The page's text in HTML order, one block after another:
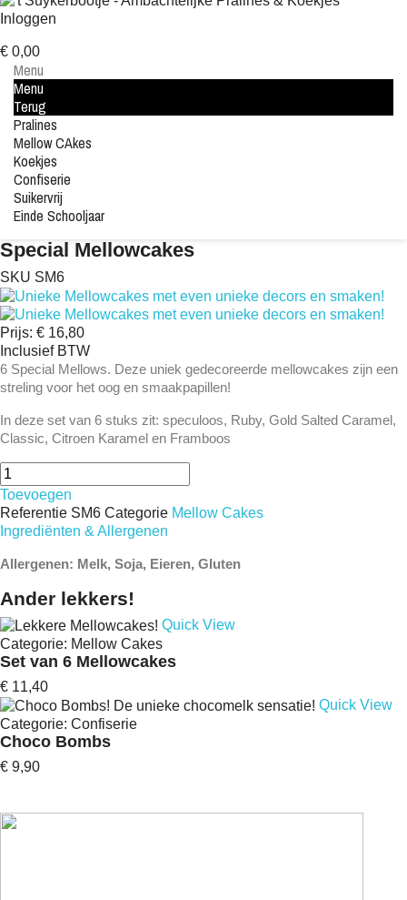
Inloggen
€ 0,00
Menu
Menu
Terug
Pralines
Mellow CAkes
Koekjes
Confiserie
Suikervrij
Einde Schooljaar
Special Mellowcakes
SKU SM6
Prijs: € 16,80
Inclusief BTW
6 Special Mellows. Deze uniek gedecoreerde mellowcakes zijn een
streling voor het oog en smaakpapillen!
In deze set van 6 stuks zit: speculoos, Ruby, Gold Salted Caramel,
Classic, Citroen Karamel en Framboos
Toevoegen
Referentie SM6 Categorie Mellow Cakes
Ingrediënten & Allergenen
Allergenen: Melk, Soja, Eieren, Gluten
Ander lekkers!
Quick View
Categorie: Mellow Cakes
Set van 6 Mellowcakes
€ 11,40
Quick View
Categorie: Confiserie
Choco Bombs
€ 9,90